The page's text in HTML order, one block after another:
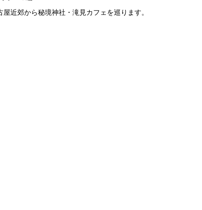
屋近郊から秘境神社・滝見カフェを巡ります。